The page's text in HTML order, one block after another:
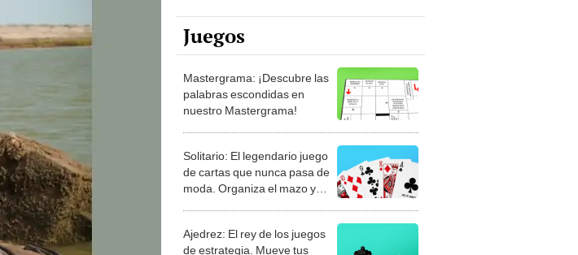
Juegos
Mastergrama: ¡Descubre las
palabras escondidas en
nuestro Mastergrama!
Solitario: El legendario juego
de cartas que nunca pasa de
moda. Organiza el mazo y
Ajedrez: El rey de los juegos
de estrategia. Mueve tus